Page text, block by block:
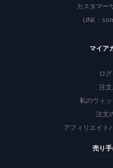
カスタマー
LINE：
マイア
ロ
注
私のウィ
注文
アフィリエイト
売り